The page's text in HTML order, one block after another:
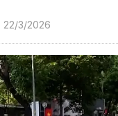
22/3/2026